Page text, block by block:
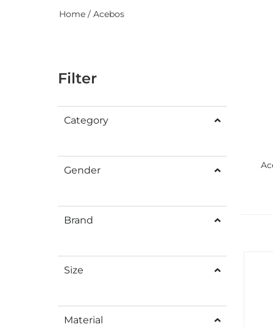
Home / Acebos
Filter
Category
Gender
Brand
Size
Material